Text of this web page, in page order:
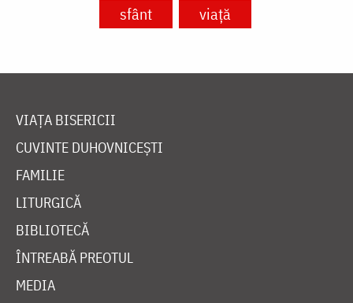
sfânt viață
VIAȚA BISERICII
CUVINTE DUHOVNICEȘTI
FAMILIE
LITURGICĂ
BIBLIOTECĂ
ÎNTREABĂ PREOTUL
MEDIA